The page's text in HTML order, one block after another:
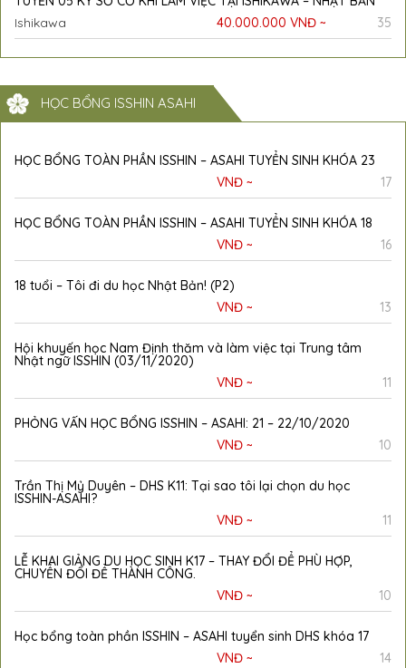
Ishikawa
40.000.000 VNĐ ~ 35
HỌC BỔNG ISSHIN ASAHI
HỌC BỔNG TOÀN PHẦN ISSHIN – ASAHI TUYỂN SINH KHÓA 23
VNĐ ~
17
HỌC BỔNG TOÀN PHẦN ISSHIN – ASAHI TUYỂN SINH KHÓA 18
VNĐ ~
16
18 tuổi – Tôi đi du học Nhật Bản! (P2)
VNĐ ~
13
Hội khuyến học Nam Định thăm và làm việc tại Trung tâm
Nhật ngữ ISSHIN (03/11/2020)
VNĐ ~
11
PHỎNG VẤN HỌC BỔNG ISSHIN – ASAHI: 21 – 22/10/2020
VNĐ ~
10
Trần Thị Mỷ Duyên – DHS K11: Tại sao tôi lại chọn du học
ISSHIN-ASAHI?
VNĐ ~
11
LỄ KHAI GIẢNG DU HỌC SINH K17 – THAY ĐỔI ĐỂ PHÙ HỢP,
CHUYỂN ĐỔI ĐỂ THÀNH CÔNG.
VNĐ ~
10
Học bổng toàn phần ISSHIN – ASAHI tuyển sinh DHS khóa 17
VNĐ ~
14